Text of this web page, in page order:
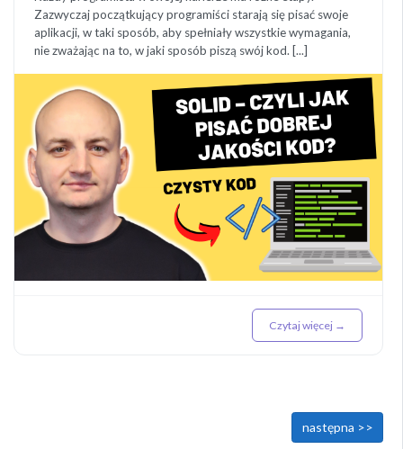
Zazwyczaj początkujący programiści starają się pisać swoje
aplikacji, w taki sposób, aby spełniały wszystkie wymagania,
nie zważając na to, w jaki sposób piszą swój kod. [...]
Czytaj więcej →
następna >>